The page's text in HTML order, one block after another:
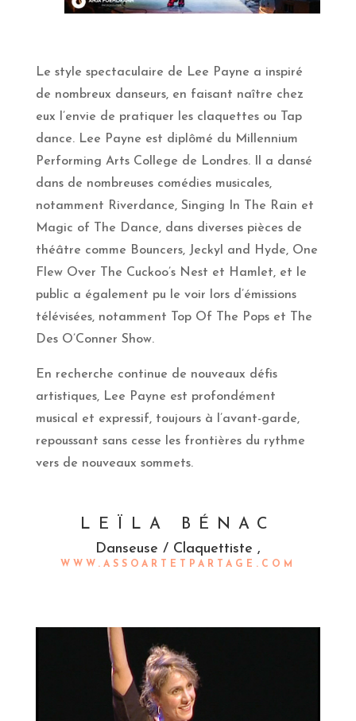
Le style spectaculaire de Lee Payne a inspiré
de nombreux danseurs, en faisant naître chez
eux l’envie de pratiquer les claquettes ou Tap
dance. Lee Payne est diplômé du Millennium
Performing Arts College de Londres. Il a dansé
dans de nombreuses comédies musicales,
notamment Riverdance, Singing In The Rain et
Magic of The Dance, dans diverses pièces de
théâtre comme Bouncers, Jeckyl and Hyde, One
Flew Over The Cuckoo’s Nest et Hamlet, et le
public a également pu le voir lors d’émissions
télévisées, notamment Top Of The Pops et The
Des O’Conner Show.
En recherche continue de nouveaux défis
artistiques, Lee Payne est profondément
musical et expressif, toujours à l’avant-garde,
repoussant sans cesse les frontières du rythme
vers de nouveaux sommets.
LEÏLA BÉNAC
Danseuse / Claquettiste ,
WWW.ASSOARTETPARTAGE.COM